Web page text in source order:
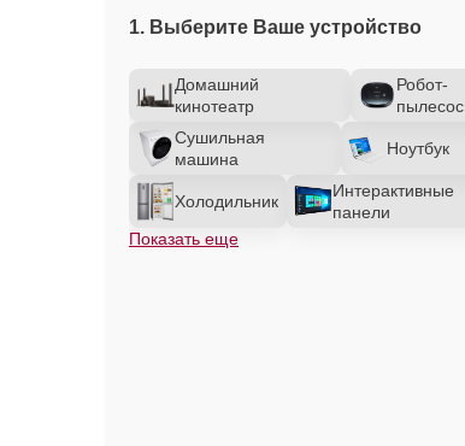
1. Выберите Ваше устройство
Домашний
кинотеатр
Робот-
пылесос
Сушильная
машина
Ноутбук
Холодильник
Интерактивные
панели
Показать еще